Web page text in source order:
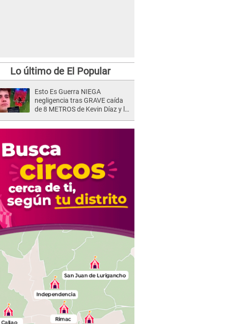
Lo último de El Popular
Esto Es Guerra NIEGA
negligencia tras GRAVE caída
de 8 METROS de Kevin Díaz y lo